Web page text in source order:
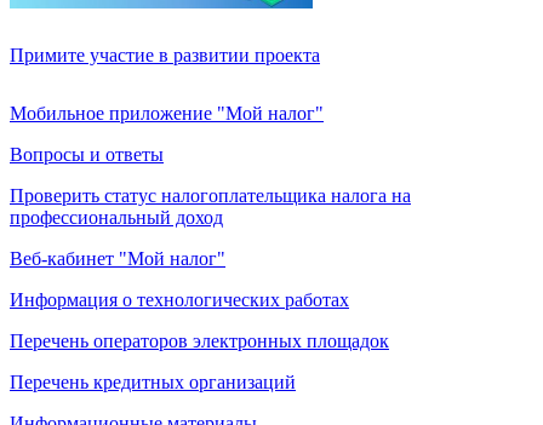
Примите участие в развитии проекта
Мобильное приложение "Мой налог"
Вопросы и ответы
Проверить статус налогоплательщика налога на
профессиональный доход
Веб-кабинет "Мой налог"
Информация о технологических работах
Перечень операторов электронных площадок
Перечень кредитных организаций